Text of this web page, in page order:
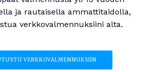
ja rautaisella ammattitaidolla,
verkkovalmennuksiini alta.
VERKKOVALMENNUKSIIN